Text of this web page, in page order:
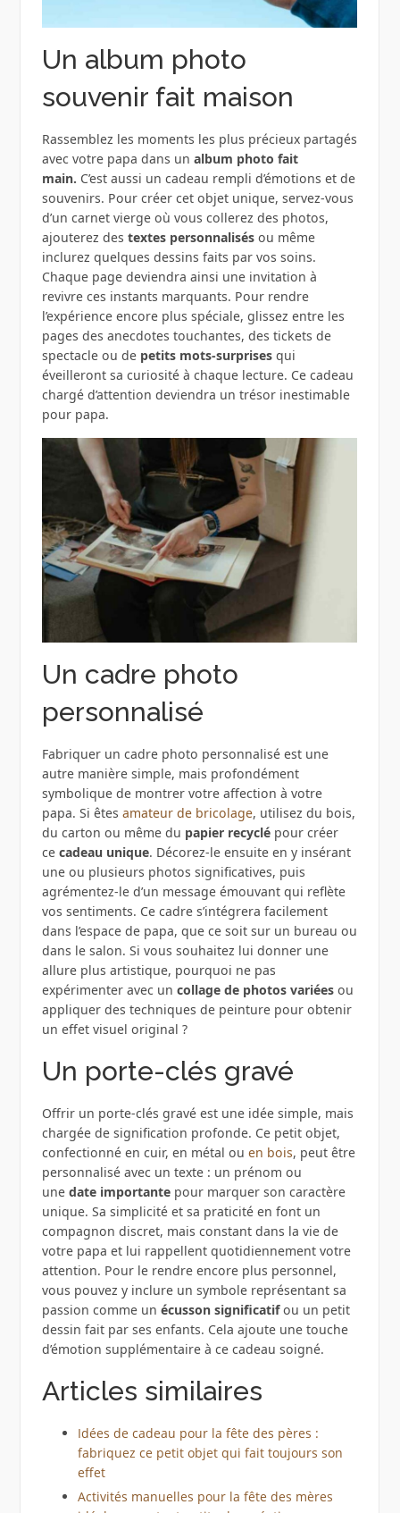
Un album photo
souvenir fait maison
Rassemblez les moments les plus précieux partagés
avec votre papa dans un album photo fait
main. C’est aussi un cadeau rempli d’émotions et de
souvenirs. Pour créer cet objet unique, servez-vous
d’un carnet vierge où vous collerez des photos,
ajouterez des textes personnalisésou même
inclurez quelques dessins faits par vos soins.
Chaque page deviendra ainsi une invitation à
revivre ces instants marquants. Pour rendre
l’expérience encore plus spéciale, glissez entre les
pages des anecdotes touchantes, des tickets de
spectacle ou de petits mots-surprisesqui
éveilleront sa curiosité à chaque lecture. Ce cadeau
chargé d’attention deviendra un trésor inestimable
pour papa.
Un cadre photo
personnalisé
Fabriquer un cadre photo personnalisé est une
autre manière simple, mais profondément
symbolique de montrer votre affection à votre
papa. Si êtes amateur de bricolage, utilisez du bois,
du carton ou même du papier recyclépour créer
ce cadeau unique. Décorez-le ensuite en y insérant
une ou plusieurs photos significatives, puis
agrémentez-le d’un message émouvant qui reflète
vos sentiments. Ce cadre s’intégrera facilement
dans l’espace de papa, que ce soit sur un bureau ou
dans le salon. Si vous souhaitez lui donner une
allure plus artistique, pourquoi ne pas
expérimenter avec un collage de photos variéesou
appliquer des techniques de peinture pour obtenir
un effet visuel original ?
Un porte-clés gravé
Offrir un porte-clés gravé est une idée simple, mais
chargée de signification profonde. Ce petit objet,
confectionné en cuir, en métal ou en bois, peut être
personnalisé avec un texte : un prénom ou
une date importantepour marquer son caractère
unique. Sa simplicité et sa praticité en font un
compagnon discret, mais constant dans la vie de
votre papa et lui rappellent quotidiennement votre
attention. Pour le rendre encore plus personnel,
vous pouvez y inclure un symbole représentant sa
passion comme un écusson significatifou un petit
dessin fait par ses enfants. Cela ajoute une touche
d’émotion supplémentaire à ce cadeau soigné.
Articles similaires
Idées de cadeau pour la fête des pères :
fabriquez ce petit objet qui fait toujours son
effet
Activités manuelles pour la fête des mères